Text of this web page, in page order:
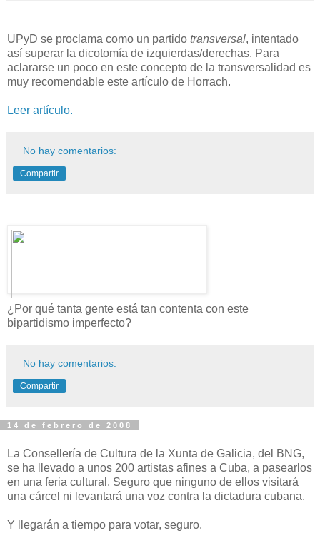
UPyD se proclama como un partido transversal, intentado
así superar la dicotomía de izquierdas/derechas. Para
aclararse un poco en este concepto de la transversalidad es
muy recomendable este artículo de Horrach.
Leer artículo.
No hay comentarios:
Compartir
¿Por qué tanta gente está tan contenta con este
bipartidismo imperfecto?
No hay comentarios:
Compartir
14 de febrero de 2008
La Consellería de Cultura de la Xunta de Galicia, del BNG,
se ha llevado a unos 200 artistas afines a Cuba, a pasearlos
en una feria cultural. Seguro que ninguno de ellos visitará
una cárcel ni levantará una voz contra la dictadura cubana.
Y llegarán a tiempo para votar, seguro.